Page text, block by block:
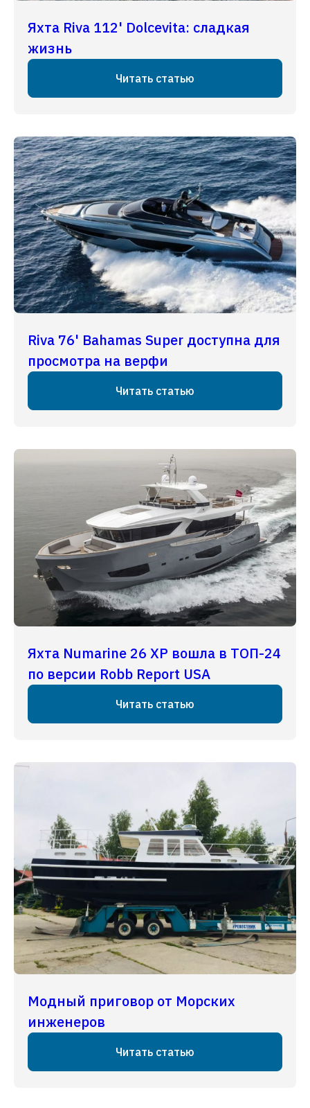
Яхта Riva 112' Dolcevita: сладкая
жизнь
Читать статью
Riva 76' Bahamas Super доступна для
просмотра на верфи
Читать статью
Яхта Numarine 26 XP вошла в ТОП-24
по версии Robb Report USA
Читать статью
Модный приговор от Морских
инженеров
Читать статью